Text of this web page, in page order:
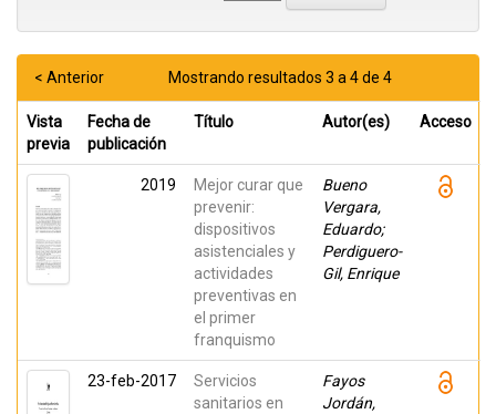
Mostrando resultados 3 a 4 de 4
< Anterior
Vista
previa
Fecha de
publicación
Título Autor(es) Acceso
2019
Mejor curar que
prevenir:
dispositivos
asistenciales y
actividades
preventivas en
el primer
franquismo
Bueno
Vergara,
Eduardo;
Perdiguero-
Gil, Enrique
23-feb-2017
Servicios
sanitarios en
Fayos
Jordán,